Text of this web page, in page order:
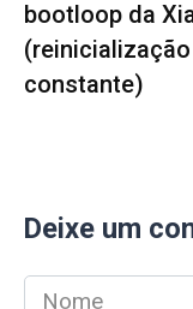
bootloop da
(reinicialização
constante)
Deixe um
Nome